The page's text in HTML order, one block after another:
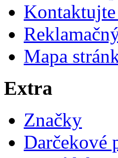
Kontaktujte
Mapa
Extra
Značky
Darčekové